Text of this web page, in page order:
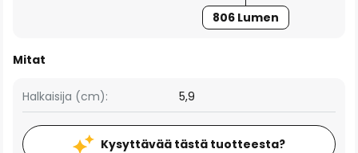
806 Lumen
Mitat
Halkaisija (cm): 5,9
Kysyttävää tästä tuotteesta?